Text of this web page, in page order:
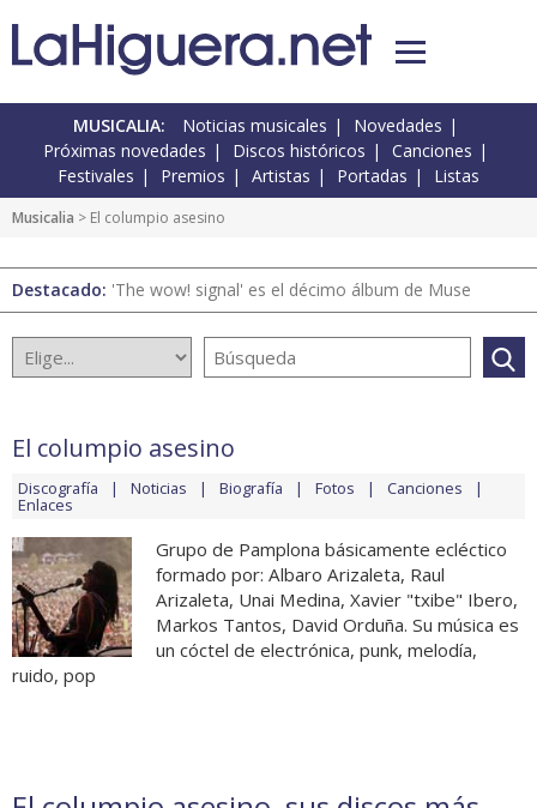
MUSICALIA: Noticias musicales
Novedades
Próximas novedades
Discos históricos
Canciones
Festivales
Premios Artistas Portadas Listas
Musicalia > El columpio asesino
Destacado: 'The wow! signal' es el décimo álbum de Muse
El columpio asesino
Discografía Noticias Biografía Fotos Canciones
Enlaces
Grupo de Pamplona básicamente ecléctico
formado por: Albaro Arizaleta, Raul
Arizaleta, Unai Medina, Xavier "txibe" Ibero,
Markos Tantos, David Orduña. Su música es
un cóctel de electrónica, punk, melodía,
ruido, pop